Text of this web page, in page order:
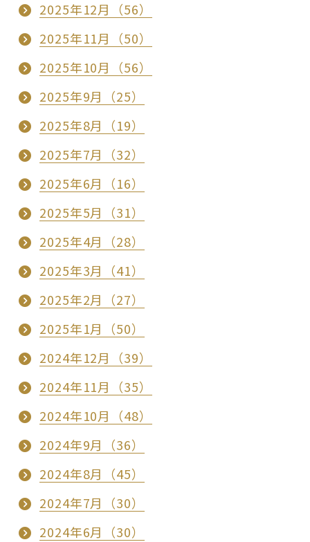
2025年12月（56）
2025年11月（50）
2025年10月（56）
2025年9月（25）
2025年8月（19）
2025年7月（32）
2025年6月（16）
2025年5月（31）
2025年4月（28）
2025年3月（41）
2025年2月（27）
2025年1月（50）
2024年12月（39）
2024年11月（35）
2024年10月（48）
2024年9月（36）
2024年8月（45）
2024年7月（30）
2024年6月（30）